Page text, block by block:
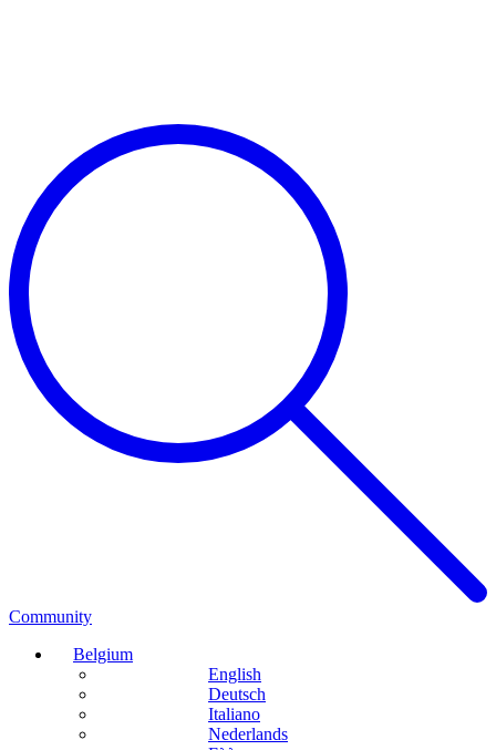
Community
Belgium
English
Deutsch
Italiano
Nederlands